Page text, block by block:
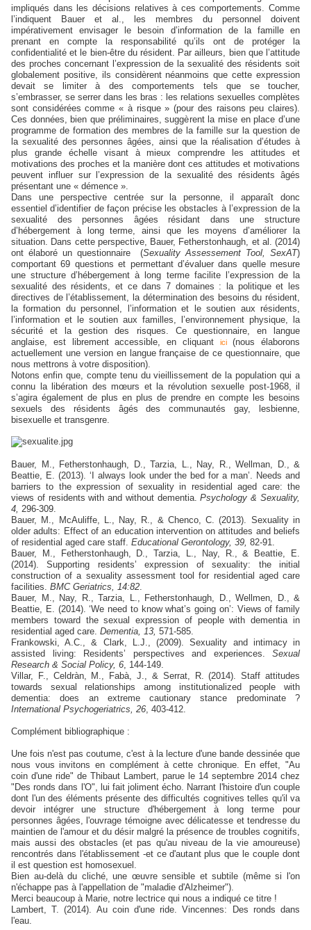
impliqués dans les décisions relatives à ces comportements. Comme
l’indiquent Bauer et al., les membres du personnel doivent
impérativement envisager le besoin d’information de la famille en
prenant en compte la responsabilité qu’ils ont de protéger la
confidentialité et le bien-être du résident. Par ailleurs, bien que l’attitude
des proches concernant l’expression de la sexualité des résidents soit
globalement positive, ils considèrent néanmoins que cette expression
devait se limiter à des comportements tels que se toucher,
s’embrasser, se serrer dans les bras : les relations sexuelles complètes
sont considérées comme « à risque » (pour des raisons peu claires).
Ces données, bien que préliminaires, suggèrent la mise en place d’une
programme de formation des membres de la famille sur la question de
la sexualité des personnes âgées, ainsi que la réalisation d’études à
plus grande échelle visant à mieux comprendre les attitudes et
motivations des proches et la manière dont ces attitudes et motivations
peuvent influer sur l’expression de la sexualité des résidents âgés
présentant une « démence ».
Dans une perspective centrée sur la personne, il apparaît donc
essentiel d’identifier de façon précise les obstacles à l’expression de la
sexualité des personnes âgées résidant dans une structure
d’hébergement à long terme, ainsi que les moyens d’améliorer la
situation. Dans cette perspective, Bauer, Fetherstonhaugh, et al. (2014)
ont élaboré un questionnaire
(Sexuality Assessement Tool, SexAT)
comportant 69 questions et permettant d’évaluer dans quelle mesure
une structure d’hébergement à long terme facilite l’expression de la
sexualité des résidents, et ce dans 7 domaines : la politique et les
directives de l’établissement, la détermination des besoins du résident,
la formation du personnel, l’information et le soutien aux résidents,
l’information et le soutien aux familles, l’environnement physique, la
sécurité et la gestion des risques. Ce questionnaire, en langue
anglaise, est librement accessible, en cliquant
ici(nous élaborons
actuellement une version en langue française de ce questionnaire, que
nous mettrons à votre disposition).
Notons enfin que, compte tenu du vieillissement de la population qui a
connu la libération des mœurs et la révolution sexuelle post-1968, il
s’agira également de plus en plus de prendre en compte les besoins
sexuels des résidents âgés des communautés gay, lesbienne,
bisexuelle et transgenre.
Bauer, M., Fetherstonhaugh, D., Tarzia, L., Nay, R., Wellman, D., &
Beattie, E. (2013). ‘I always look under the bed for a man’. Needs and
barriers to the expression of sexuality in residential aged care: the
views of residents with and without dementia.Psychology & Sexuality,
4, 296-309.
Bauer, M., McAuliffe, L., Nay, R., & Chenco, C. (2013). Sexuality in
older adults: Effect of an education intervention on attitudes and beliefs
of residential aged care staff. Educational Gerontology, 39, 82-91.
Bauer, M., Fetherstonhaugh, D., Tarzia, L., Nay, R., & Beattie, E.
(2014). Supporting residents’ expression of sexuality: the initial
construction of a sexuality assessment tool for residential aged care
facilities. BMC Geriatrics, 14:82
Bauer, M., Nay, R., Tarzia, L., Fetherstonhaugh, D., Wellmen, D., &
Beattie, E. (2014). ‘We need to know what’s going on’: Views of family
members toward the sexual expression of people with dementia in
residential aged care. Dementia, 13, 571-585.
Frankowski, A.C., & Clark, L.J., (2009). Sexuality and intimacy in
assisted living: Residents’ perspectives and experiences. Sexual
Research & Social Policy, 6 , 144-149.
Villar, F., Celdràn, M., Fabà, J., & Serrat, R. (2014). Staff attitudes
towards sexual relationships among institutionalized people with
dementia: does an extreme cautionary stance predominate ?
International Psychogeriatrics, 26 , 403-412.
Complément bibliographique :
Une fois n'est pas coutume, c'est à la lecture d'une bande dessinée que
nous vous invitons en complément à cette chronique. En effet, "Au
coin d'une ride" de Thibaut Lambert, parue le 14 septembre 2014 chez
"Des ronds dans l'O", lui fait joliment écho. Narrant l'histoire d'un couple
dont l'un des éléments présente des difficultés cognitives telles qu'il va
devoir intégrer une structure d'hébergement à long terme pour
personnes âgées, l'ouvrage témoigne avec délicatesse et tendresse du
maintien de l'amour et du désir malgré la présence de troubles cognitifs,
mais aussi des obstacles (et pas qu'au niveau de la vie amoureuse)
rencontrés dans l'établissement -et ce d'autant plus que le couple dont
il est question est homosexuel.
Bien au-delà du cliché, une œuvre sensible et subtile (même si l'on
n'échappe pas à l'appellation de "maladie d'Alzheimer").
Merci beaucoup à Marie, notre lectrice qui nous a indiqué ce titre !
Lambert, T. (2014). Au coin d'une ride. Vincennes: Des ronds dans
l'eau.